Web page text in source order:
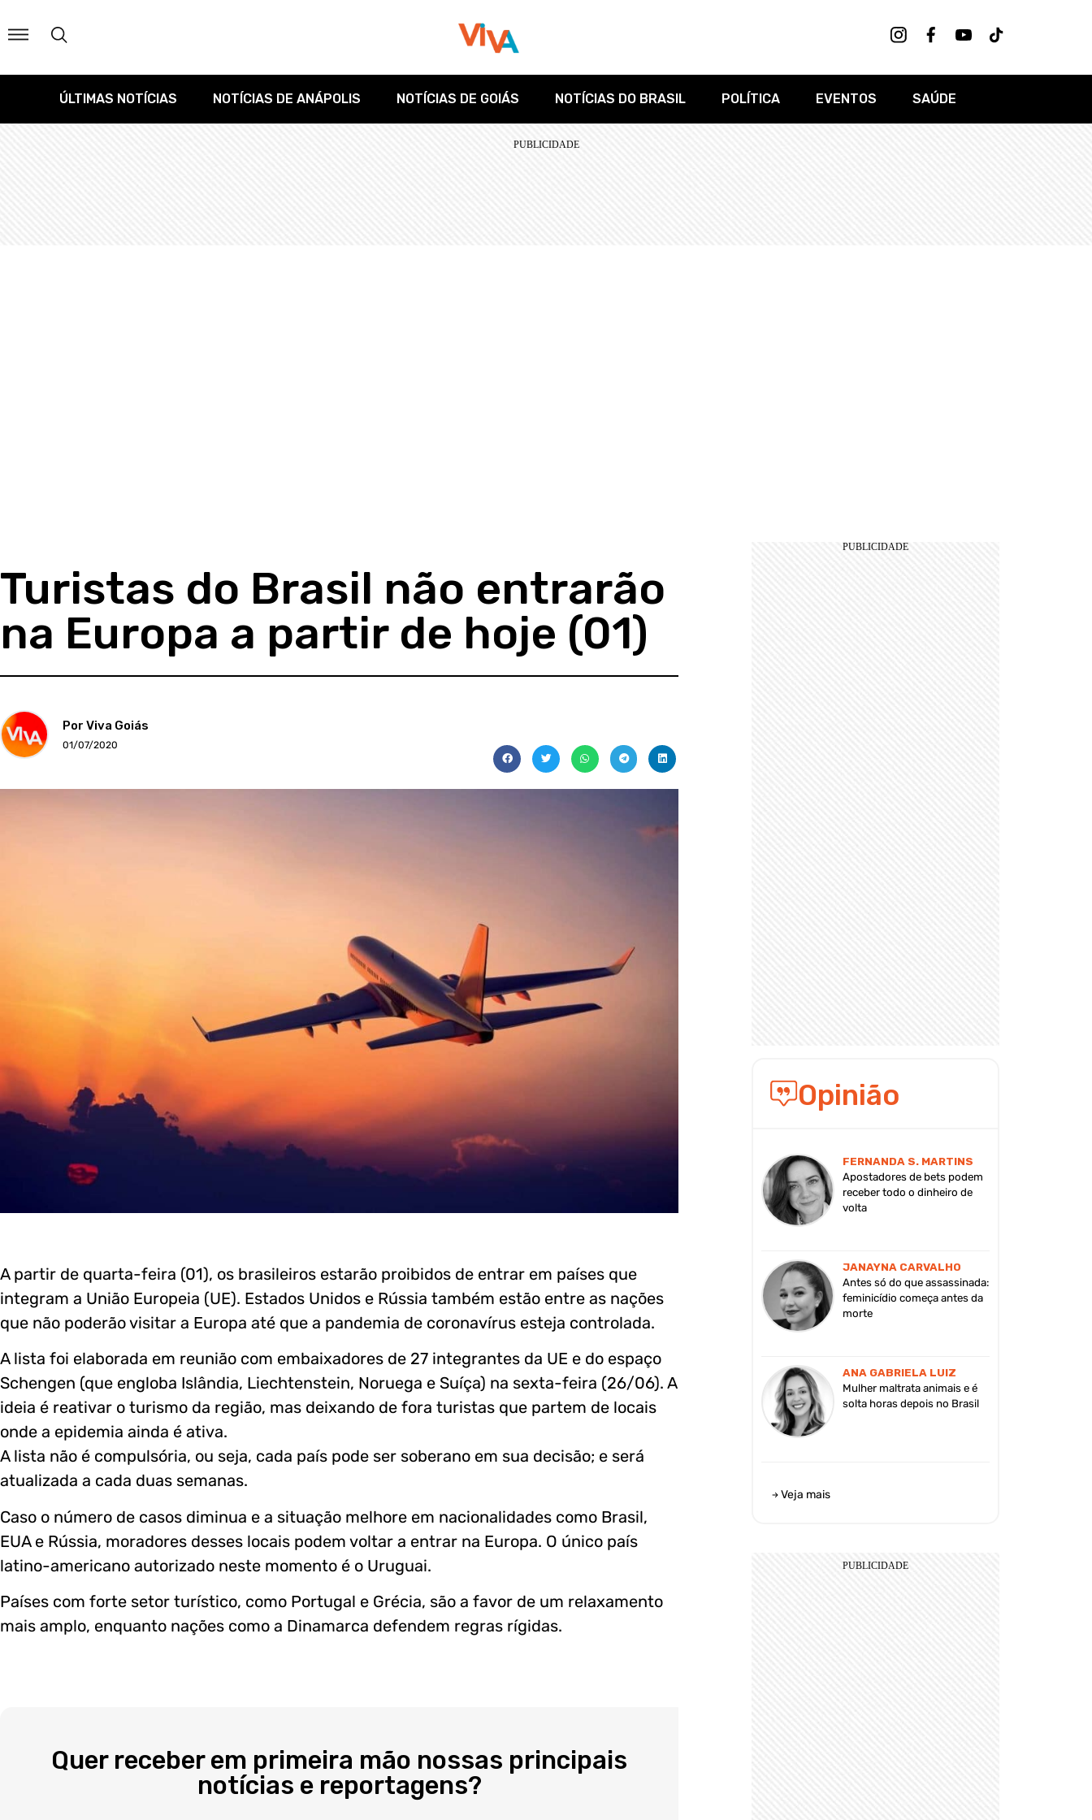
ÚLTIMAS NOTÍCIAS NOTÍCIAS DE ANÁPOLIS NOTÍCIAS DE GOIÁS NOTÍCIAS DO BRASIL POLÍTICA EVENTOS SAÚDE
Turistas do Brasil não entrarão
na Europa a partir de hoje (01)
Por Viva Goiás
01/07/2020
A partir de quarta-feira (01), os brasileiros estarão proibidos de entrar em países que
integram a União Europeia (UE). Estados Unidos e Rússia também estão entre as nações
que não poderão visitar a Europa até que a pandemia de coronavírus esteja controlada.
A lista foi elaborada em reunião com embaixadores de 27 integrantes da UE e do espaço
Schengen (que engloba Islândia, Liechtenstein, Noruega e Suíça) na sexta-feira (26/06). A
ideia é reativar o turismo da região, mas deixando de fora turistas que partem de locais
onde a epidemia ainda é ativa.
A lista não é compulsória, ou seja, cada país pode ser soberano em sua decisão; e será
atualizada a cada duas semanas.
Caso o número de casos diminua e a situação melhore em nacionalidades como Brasil,
EUA e Rússia, moradores desses locais podem voltar a entrar na Europa. O único país
latino-americano autorizado neste momento é o Uruguai.
Países com forte setor turístico, como Portugal e Grécia, são a favor de um relaxamento
mais amplo, enquanto nações como a Dinamarca defendem regras rígidas.
Quer receber em primeira mão nossas principais
notícias e reportagens?
Opinião
FERNANDA S. MARTINS
Apostadores de bets podem
receber todo o dinheiro de
volta
JANAYNA CARVALHO
Antes só do que assassinada:
feminicídio começa antes da
morte
ANA GABRIELA LUIZ
Mulher maltrata animais e é
solta horas depois no Brasil
Veja mais